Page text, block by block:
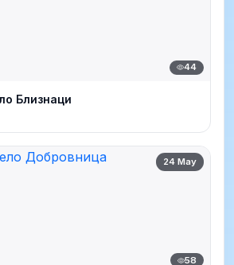
44
Близнаци
24 May
58